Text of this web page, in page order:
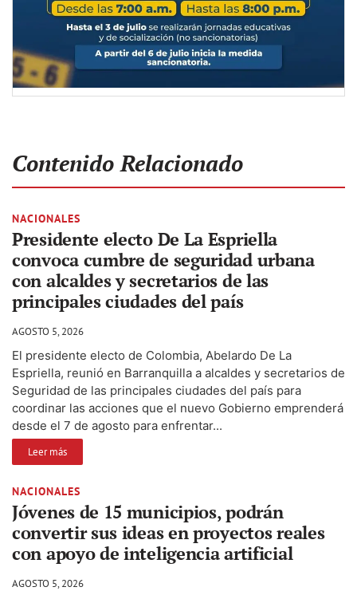
Contenido Relacionado
NACIONALES
Presidente electo De La Espriella
convoca cumbre de seguridad urbana
con alcaldes y secretarios de las
principales ciudades del país
AGOSTO 5, 2026
El presidente electo de Colombia, Abelardo De La
Espriella, reunió en Barranquilla a alcaldes y secretarios de
Seguridad de las principales ciudades del país para
coordinar las acciones que el nuevo Gobierno emprenderá
desde el 7 de agosto para enfrentar...
Leer más
NACIONALES
Jóvenes de 15 municipios, podrán
convertir sus ideas en proyectos reales
con apoyo de inteligencia artificial
AGOSTO 5, 2026